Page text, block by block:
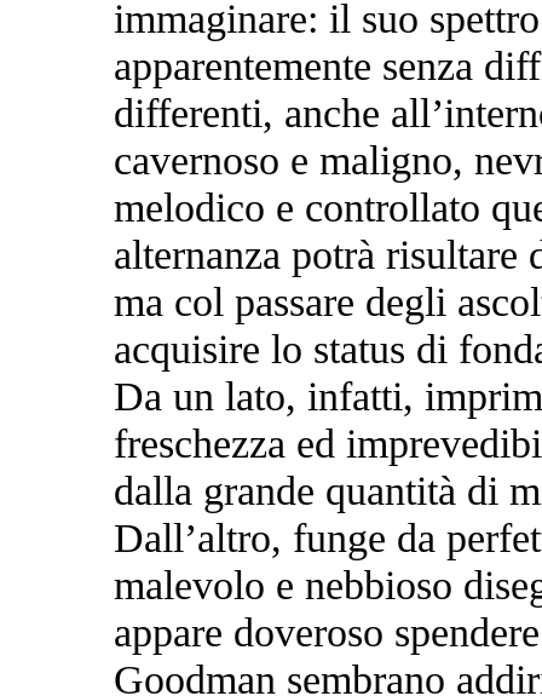
immaginare: il suo
apparentemente senza
differenti, anche
cavernoso e maligno,
melodico e controllato
alternanza potrà
ma col passare degli
acquisire lo status di
Da un lato, infatti,
freschezza ed
dalla grande quantità di
Dall’altro, funge da
malevolo e nebbioso
appare doveroso
Goodman sembrano